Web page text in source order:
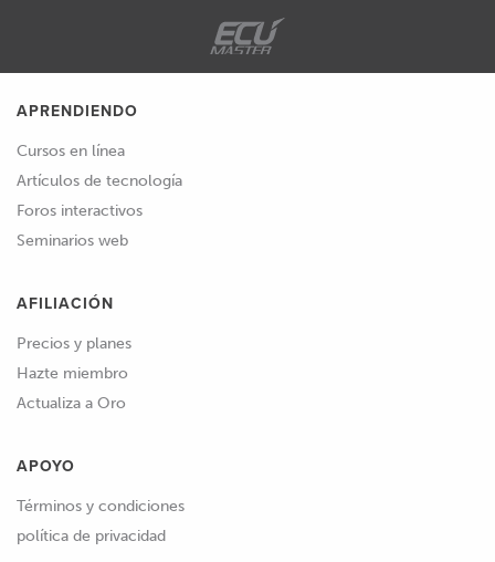
APRENDIENDO
Cursos en línea
Artículos de tecnología
Foros interactivos
Seminarios web
AFILIACIÓN
Precios y planes
Hazte miembro
Actualiza a Oro
APOYO
Términos y condiciones
política de privacidad